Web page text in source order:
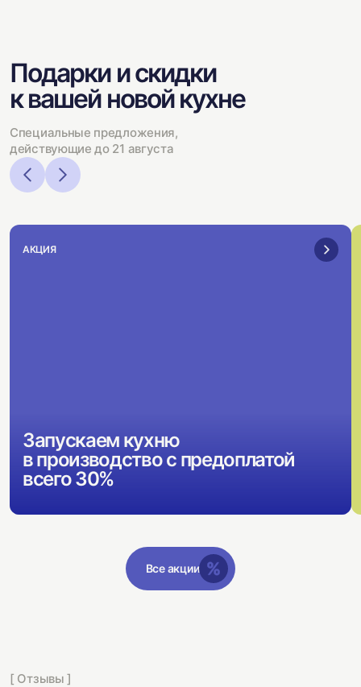
Подарки и скидки
к вашей новой кухне
Специальные предложения,
действующие до 21 августа
АКЦИЯ
Запускаем кухню
в производство с предоплатой
всего 30%
Все акции
[ Отзывы ]